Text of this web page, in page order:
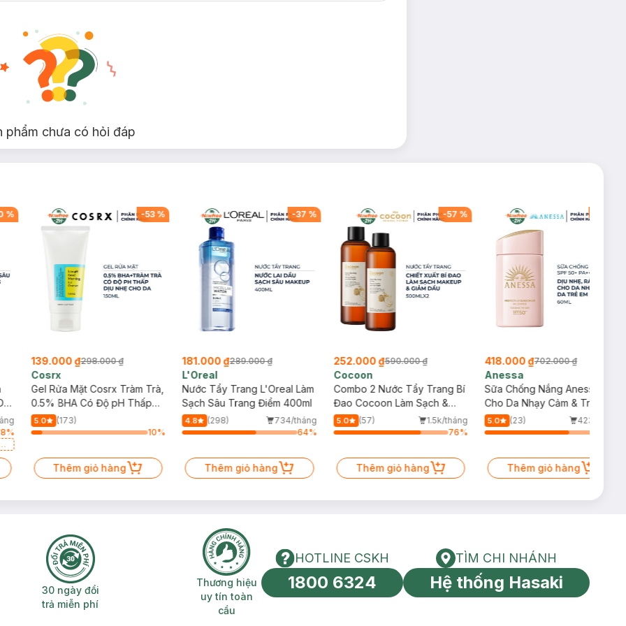
2 sức mạnh Giặt và Xả chỉ trong 1 viên tiện lợi giúp:
loại bỏ 99% vi khuẩn.
diệu mang lại cho áo quần cảm giác tươi mới, nhẹ nhàng.
phẩm chưa có hỏi đáp
%
%
-53%
139.000 ₫298.000 ₫
Cosrx
Gel Rửa Mặt Cosrx Tràm Trà,
0.5% BHA Có Độ pH Thấp
150ml
5.0
(173)
10%
Thêm giỏ hàng
-37 %
181.000 ₫289.000 ₫
L'Oreal
Nước Tẩy Trang L'Oreal Làm
Sạch Sâu Trang Điểm 400ml
4.8 (298)
734/tháng
64%
Thêm giỏ hàng
-57 %
252.000 ₫590.000 ₫
Cocoon
Combo 2 Nước Tẩy Trang Bí
Đao Cocoon Làm Sạch &
Giảm Dầu 500ml
5.0 (57)
1.5k/tháng
76%
Thêm giỏ hàng
418.000 ₫702.000 ₫
Anessa
Sữa Chống Nắng Anessa
Cho Da Nhạy Cảm & Trẻ Em
60ml (Mới)
5.0 (23)
423/tháng
Thêm giỏ hàng
2H 30 ngày đổi trả miễn phí
30 ngày đổi
trả miễn phí
Thương hiệu uy tín toàn cầu
Thương hiệu
uy tín toàn
cầu
HOTLINE CSKH
HOTLINE CSKH
1800 6324
Tìm chi nhánh
TÌM CHI NHÁNH
Hệ thống Hasaki